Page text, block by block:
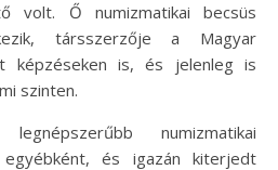
Ő numizmatikai becsüs
társszerzője a Magyar
képzéseken is, és jelenleg is
szinten.
numizmatikai
és igazán kiterjedt